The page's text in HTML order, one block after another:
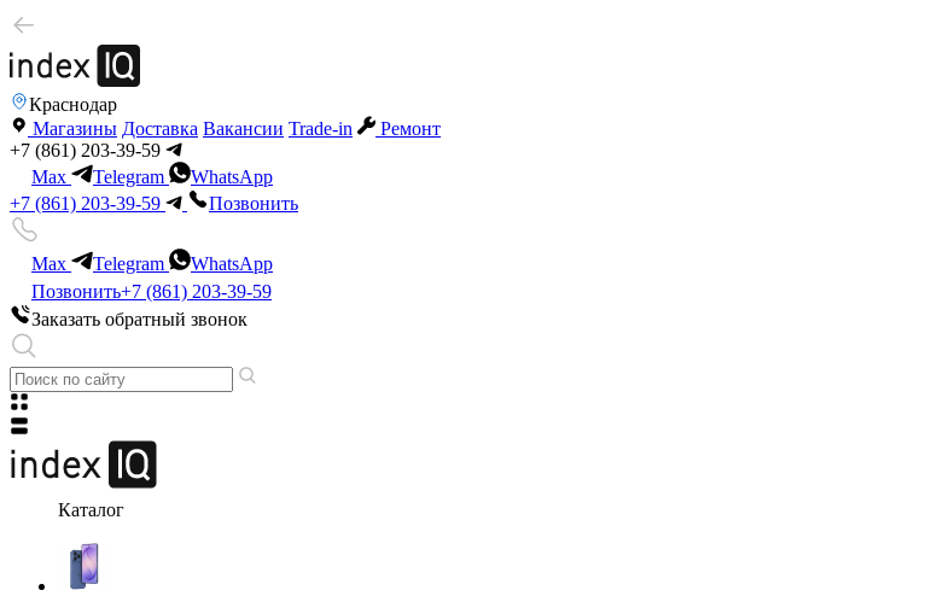
Краснодар
Магазины Доставка Вакансии Trade-in
Ремонт
+7 (861) 203-39-59
Max
Telegram
WhatsApp
+7 (861) 203-39-59
Позвонить
Max Telegram
WhatsApp
Позвонить+7 (861) 203-39-59
Заказать обратный звонок
Каталог